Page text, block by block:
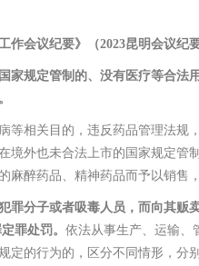
作会议纪要》（2023昆明会议
家规定管制的、没有医疗等合法
等相关目的，违反药品管理法规
境外也未合法上市的国家规定管
麻醉药品、精神药品而予以销售
罪分子或者吸毒人员，而向其
罪处罚。 依法从事生产、运输、
定的行为的，区分不同情形，